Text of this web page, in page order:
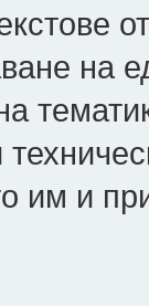
на
им и